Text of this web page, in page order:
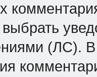
(ЛС). В